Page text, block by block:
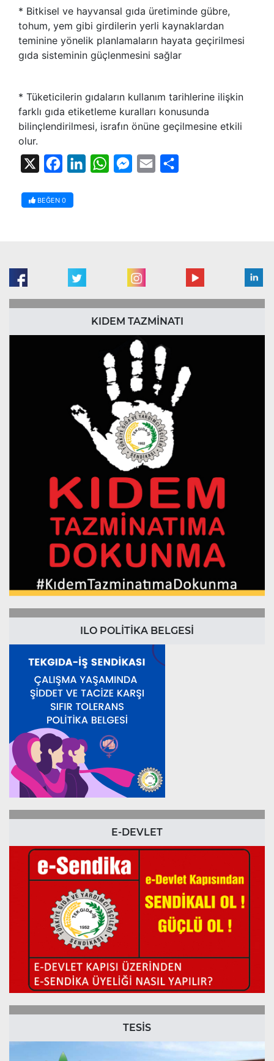
* Bitkisel ve hayvansal gıda üretiminde gübre,
tohum, yem gibi girdilerin yerli kaynaklardan
teminine yönelik planlamaların hayata geçirilmesi
gıda sisteminin güçlenmesini sağlar
* Tüketicilerin gıdaların kullanım tarihlerine ilişkin
farklı gıda etiketleme kuralları konusunda
bilinçlendirilmesi, israfın önüne geçilmesine etkili
olur.
FacebookLinkedInWhatsAppMessenger
Email
BEĞEN 0
KIDEM TAZMİNATI
ILO POLİTİKA BELGESİ
E-DEVLET
TESİS